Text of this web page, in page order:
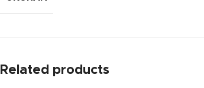
Related products